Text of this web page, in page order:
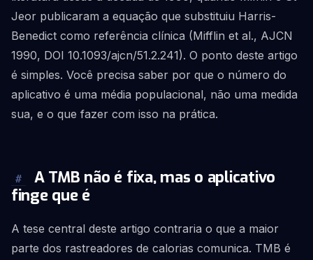
Jeor publicaram a equação que substituiu Harris-
Benedict como referência clínica (Mifflin et al., AJCN
1990, DOI 10.1093/ajcn/51.2.241). O ponto deste artigo
é simples. Você precisa saber por que o número do
aplicativo é uma média populacional, não uma medida
sua, e o que fazer com isso na prática.
#
A TMB não é fixa, mas o aplicativo
finge que é
A tese central deste artigo contraria o que a maior
parte dos rastreadores de calorias comunica. TMB é